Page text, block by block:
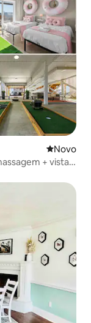
Novo
Novo
+ vista